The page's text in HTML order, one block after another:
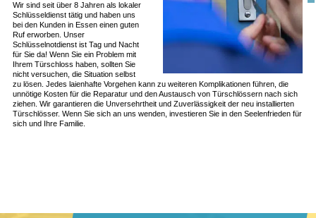
Wir sind seit über 8 Jahren als lokaler
Schlüsseldienst tätig und haben uns
bei den Kunden in Essen einen guten
Ruf erworben. Unser
Schlüsselnotdienst ist Tag und Nacht
für Sie da! Wenn Sie ein Problem mit
Ihrem Türschloss haben, sollten Sie
nicht versuchen, die Situation selbst
zu lösen. Jedes laienhafte Vorgehen kann zu weiteren Komplikationen führen, die
unnötige Kosten für die Reparatur und den Austausch von Türschlössern nach sich
ziehen. Wir garantieren die Unversehrtheit und Zuverlässigkeit der neu installierten
Türschlösser. Wenn Sie sich an uns wenden, investieren Sie in den Seelenfrieden für
sich und Ihre Familie.